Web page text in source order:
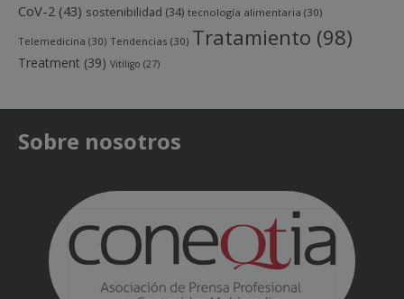
CoV-2 (43) sostenibilidad (34) tecnología alimentaria (30)
Telemedicina (30) Tendencias (30) Tratamiento (98)
Treatment (39) Vitíligo (27)
Sobre nosotros